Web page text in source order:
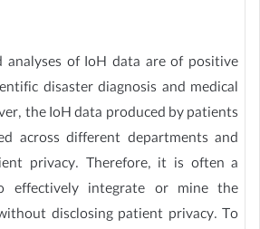
analyses of IoH data are of positive
disaster diagnosis and medical
the IoH data produced by patients
across different departments and
privacy. Therefore, it is often a
effectively integrate or mine the
disclosing patient privacy. To